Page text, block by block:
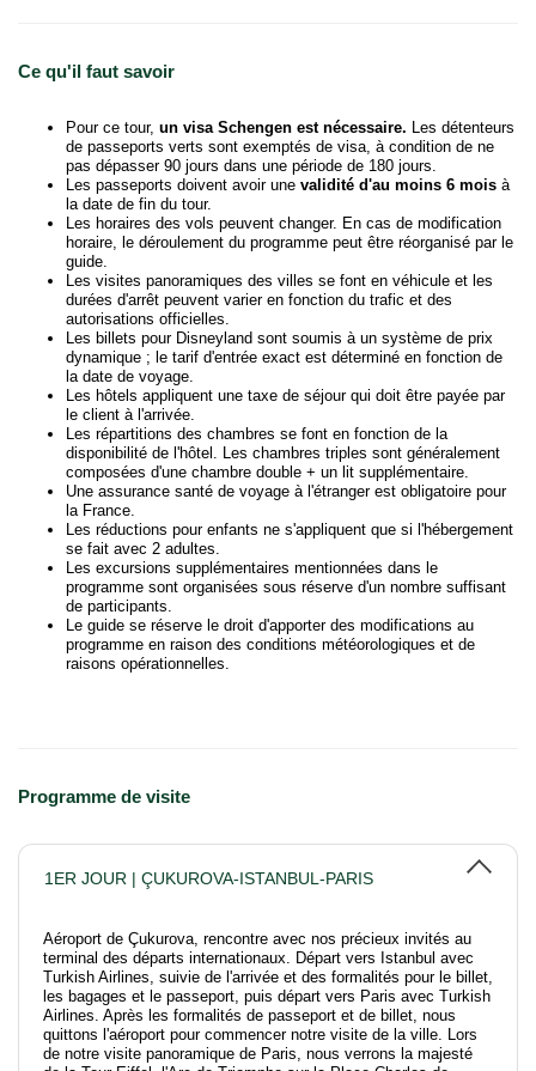
Ce qu'il faut savoir
Pour ce tour, un visa Schengen est nécessaire. Les détenteurs
de passeports verts sont exemptés de visa, à condition de ne
pas dépasser 90 jours dans une période de 180 jours.
Les passeports doivent avoir une validité d'au moins 6 mois à
la date de fin du tour.
Les horaires des vols peuvent changer. En cas de modification
horaire, le déroulement du programme peut être réorganisé par le
guide.
Les visites panoramiques des villes se font en véhicule et les
durées d'arrêt peuvent varier en fonction du trafic et des
autorisations officielles.
Les billets pour Disneyland sont soumis à un système de prix
dynamique ; le tarif d'entrée exact est déterminé en fonction de
la date de voyage.
Les hôtels appliquent une taxe de séjour qui doit être payée par
le client à l'arrivée.
Les répartitions des chambres se font en fonction de la
disponibilité de l'hôtel. Les chambres triples sont généralement
composées d'une chambre double + un lit supplémentaire.
Une assurance santé de voyage à l'étranger est obligatoire pour
la France.
Les réductions pour enfants ne s'appliquent que si l'hébergement
se fait avec 2 adultes.
Les excursions supplémentaires mentionnées dans le
programme sont organisées sous réserve d'un nombre suffisant
de participants.
Le guide se réserve le droit d'apporter des modifications au
programme en raison des conditions météorologiques et de
raisons opérationnelles.
Programme de visite
1ER JOUR | ÇUKUROVA-ISTANBUL-PARIS
Aéroport de Çukurova, rencontre avec nos précieux invités au
terminal des départs internationaux. Départ vers Istanbul avec
Turkish Airlines, suivie de l'arrivée et des formalités pour le billet,
les bagages et le passeport, puis départ vers Paris avec Turkish
Airlines. Après les formalités de passeport et de billet, nous
quittons l'aéroport pour commencer notre visite de la ville. Lors
de notre visite panoramique de Paris, nous verrons la majesté